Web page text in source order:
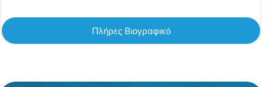
Πλήρες Βιογραφικό